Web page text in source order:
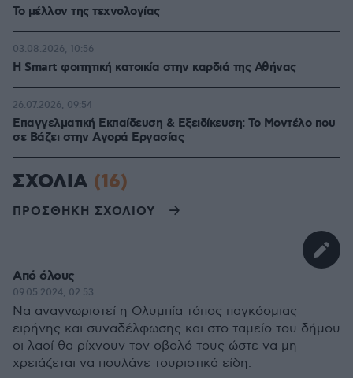
Το μέλλον της τεχνολογίας
Η Smart φοιτητική κατοικία στην καρδιά της Αθήνας
03.08.2026, 10:56
Επαγγελματική Εκπαίδευση & Εξειδίκευση: Το Mοντέλο που
σε Bάζει στην Aγορά Eργασίας
26.07.2026, 09:54
ΣΧΟΛΙΑ (16)
ΠΡΟΣΘΗΚΗ ΣΧΟΛΙΟΥ
Από όλους
09.05.2024, 02:53
Να αναγνωριστεί η Ολυμπία τόπος παγκόσμιας
ειρήνης και συναδέλφωσης και στο ταμείο του δήμου
οι λαοί θα ρίχνουν τον οβολό τους ώστε να μη
χρειάζεται να πουλάνε τουριστικά είδη.